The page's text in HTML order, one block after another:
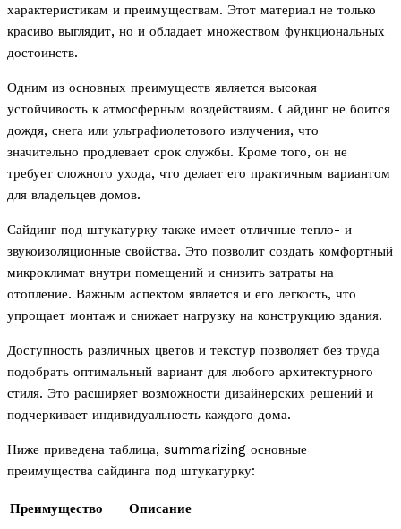
характеристикам и преимуществам. Этот материал не только
красиво выглядит, но и обладает множеством функциональных
достоинств.
Одним из основных преимуществ является высокая
устойчивость к атмосферным воздействиям. Сайдинг не боится
дождя, снега или ультрафиолетового излучения, что
значительно продлевает срок службы. Кроме того, он не
требует сложного ухода, что делает его практичным вариантом
для владельцев домов.
Сайдинг под штукатурку также имеет отличные тепло- и
звукоизоляционные свойства. Это позволит создать комфортный
микроклимат внутри помещений и снизить затраты на
отопление. Важным аспектом является и его легкость, что
упрощает монтаж и снижает нагрузку на конструкцию здания.
Доступность различных цветов и текстур позволяет без труда
подобрать оптимальный вариант для любого архитектурного
стиля. Это расширяет возможности дизайнерских решений и
подчеркивает индивидуальность каждого дома.
Ниже приведена таблица, summarizing основные
преимущества сайдинга под штукатурку:
Преимущество
Описание